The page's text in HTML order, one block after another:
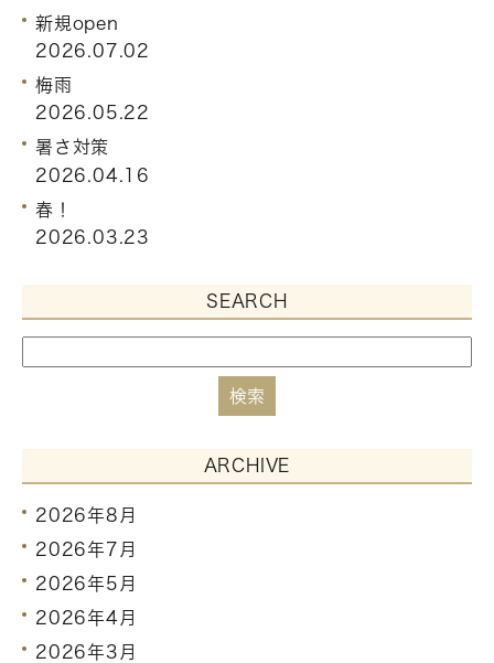
新規open
2026.07.02
梅雨
2026.05.22
暑さ対策
2026.04.16
春！
2026.03.23
SEARCH
ARCHIVE
2026年8月
2026年7月
2026年5月
2026年4月
2026年3月